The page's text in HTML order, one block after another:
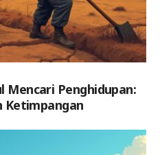
Mencari Penghidupan:
Ketimpangan